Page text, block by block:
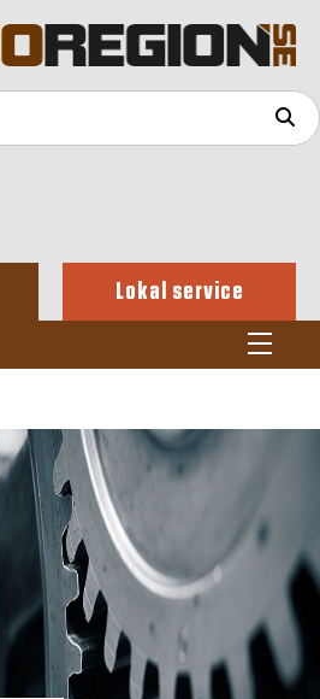
Lokal service